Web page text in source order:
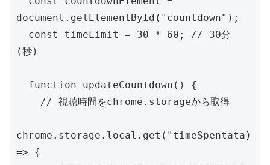
document.getElementById("countdown");
(秒)
  function updateCountdown() {
    // 視聴時間をchrome.storageから取得
chrome.storage.local.get("timeSpentata)
=> {